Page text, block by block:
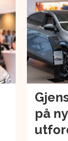
på